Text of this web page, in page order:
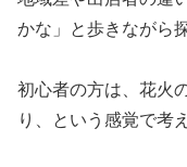
かな」と歩きながら
初心者の方は、花火
り、という感覚で考